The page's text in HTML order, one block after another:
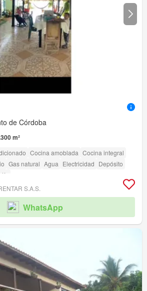
de Córdoba
m²
Cocina amoblada Cocina integral
Gas natural Agua Electricidad Depósito
S.A.S.
WhatsApp